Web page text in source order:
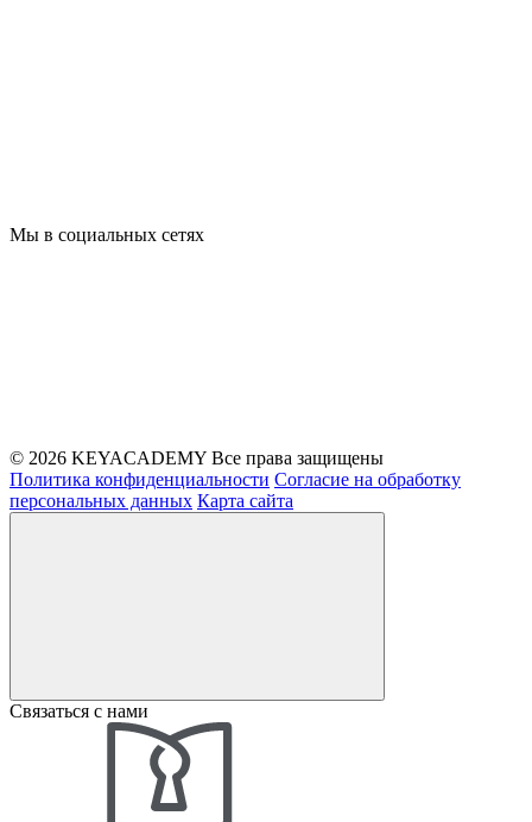
Мы в социальных сетях
© 2026 KEYACADEMY Все права защищены
Политика конфиденциальности Согласие на обработку
персональных данных Карта сайта
Связаться с нами